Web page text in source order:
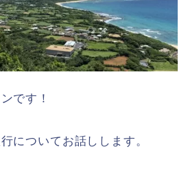
です！
についてお話しします。